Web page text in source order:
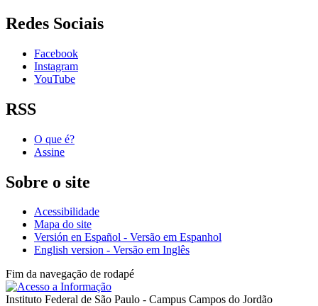
Redes Sociais
Facebook
Instagram
YouTube
RSS
O que é?
Assine
Sobre o site
Acessibilidade
Mapa do site
Versión en Español - Versão em Espanhol
English version - Versão em Inglês
Fim da navegação de rodapé
Instituto Federal de São Paulo - Campus Campos do Jordão